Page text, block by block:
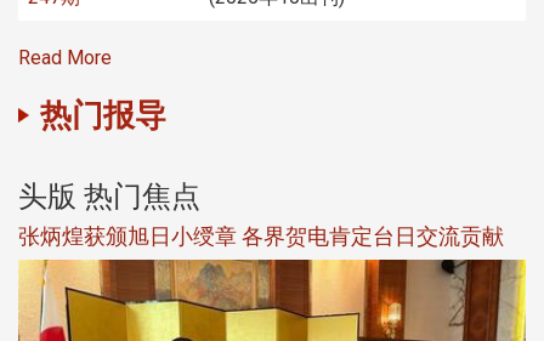
Read More
热门报导
头版 热门焦点
张炳煌获颁旭日小绶章 各界贺电肯定台日交流贡献